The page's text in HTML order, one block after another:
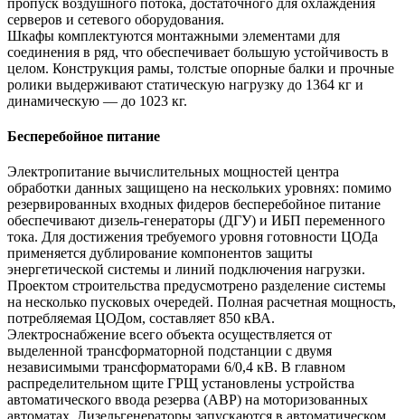
серверов и сетевого оборудования.
Шкафы комплектуются монтажными элементами для
соединения в ряд, что обеспечивает большую устойчивость в
целом. Конструкция рамы, толстые опорные балки и прочные
ролики выдерживают статическую нагрузку до 1364 кг и
динамическую — до 1023 кг.
Бесперебойное питание
Электропитание вычислительных мощностей центра
обработки данных защищено на нескольких уровнях: помимо
резервированных входных фидеров бесперебойное питание
обеспечивают дизель-генераторы (ДГУ) и ИБП переменного
тока. Для достижения требуемого уровня готовности ЦОДа
применяется дублирование компонентов защиты
энергетической системы и линий подключения нагрузки.
Проектом строительства предусмотрено разделение системы
на несколько пусковых очередей. Полная расчетная мощность,
потребляемая ЦОДом, составляет 850 кВА.
Электроснабжение всего объекта осуществляется от
выделенной трансформаторной подстанции с двумя
независимыми трансформаторами 6/0,4 кВ. В главном
распределительном щите ГРЩ установлены устройства
автоматического ввода резерва (АВР) на моторизованных
автоматах. Дизельгенераторы запускаются в автоматическом